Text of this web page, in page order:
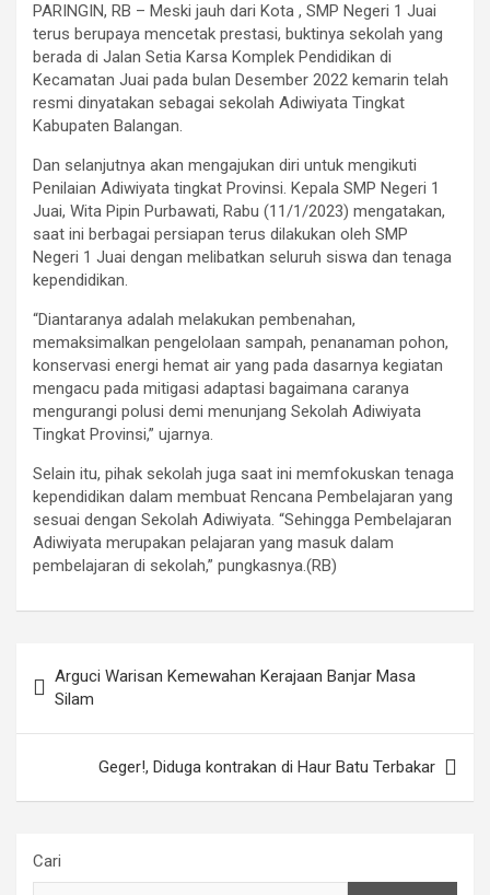
PARINGIN, RB – Meski jauh dari Kota , SMP Negeri 1 Juai
terus berupaya mencetak prestasi, buktinya sekolah yang
berada di Jalan Setia Karsa Komplek Pendidikan di
Kecamatan Juai pada bulan Desember 2022 kemarin telah
resmi dinyatakan sebagai sekolah Adiwiyata Tingkat
Kabupaten Balangan.
Dan selanjutnya akan mengajukan diri untuk mengikuti
Penilaian Adiwiyata tingkat Provinsi. Kepala SMP Negeri 1
Juai, Wita Pipin Purbawati, Rabu (11/1/2023) mengatakan,
saat ini berbagai persiapan terus dilakukan oleh SMP
Negeri 1 Juai dengan melibatkan seluruh siswa dan tenaga
kependidikan.
“Diantaranya adalah melakukan pembenahan,
memaksimalkan pengelolaan sampah, penanaman pohon,
konservasi energi hemat air yang pada dasarnya kegiatan
mengacu pada mitigasi adaptasi bagaimana caranya
mengurangi polusi demi menunjang Sekolah Adiwiyata
Tingkat Provinsi,” ujarnya.
Selain itu, pihak sekolah juga saat ini memfokuskan tenaga
kependidikan dalam membuat Rencana Pembelajaran yang
sesuai dengan Sekolah Adiwiyata. “Sehingga Pembelajaran
Adiwiyata merupakan pelajaran yang masuk dalam
pembelajaran di sekolah,” pungkasnya.(RB)
pos
Arguci Warisan Kemewahan Kerajaan Banjar Masa
Silam
Geger!, Diduga kontrakan di Haur Batu Terbakar
Cari